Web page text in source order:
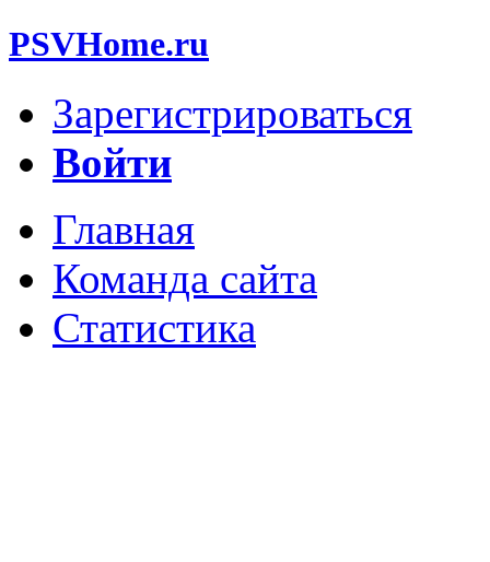
PSVHome.ru
Зарегистрироваться
Войти
Главная
Команда сайта
Статистика